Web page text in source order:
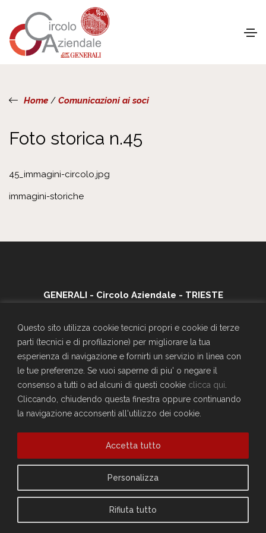
Questo sito utilizza cookie tecnici propri e cookie di terze
parti (tecnici e di profilazione) per migliorare la tua
esperienza di navigazione e fornirti un servizio in linea con
le tue preferenze. Se vuoi saperne di piu' o negare il
consenso a tutti o ad alcuni di questi cookie clicca qui
Cliccando, chiudendo questa finestra oppure continuando
la navigazione acconsenti all'utilizzo dei cookie.
Personalizza
Rifiuta tutto
Accetta tutto
Home/ Comunicazioni ai soci
Foto storica n.45
45_immagini-circolo.jpg
immagini-storiche
GENERALI - Circolo Aziendale - TRIESTE
Largo Don Bonifacio 1, 34125 Trieste
Telefono: 040671198
CF. 90025330326
craltrieste@generali.com
Vuoi diventare socio del Circolo?
Sei già socio?
Compila il form per richiedere la registrazione al sito
Accedi
Privacy Policy
Cookie Policy